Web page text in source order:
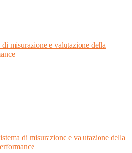
di misurazione e valutazione della
di misurazione e valutazione della